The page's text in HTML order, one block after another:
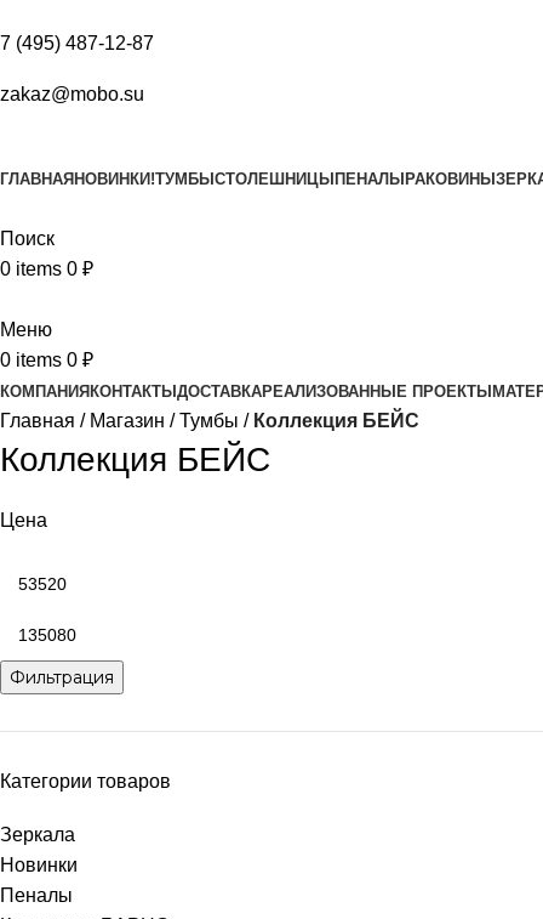
7 (495) 487-12-87
zakaz@mobo.su
ГЛАВНАЯ НОВИНКИ!ТУМБЫ СТОЛЕШНИЦЫ ПЕНАЛЫ РАКОВИНЫ
Поиск
0 items 0 ₽
Меню
0 items 0 ₽
КОМПАНИЯ КОНТАКТЫ ДОСТАВКАРЕАЛИЗОВАННЫЕ ПРОЕКТЫ
Главная Магазин Тумбы Коллекция БЕЙС
Коллекция БЕЙС
Цена
Фильтрация
Категории товаров
Зеркала
Новинки
Пеналы